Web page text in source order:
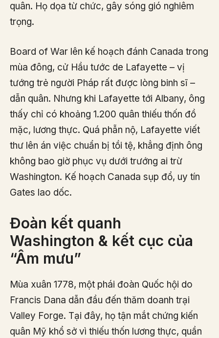
quân. Họ dọa từ chức, gây sóng gió nghiêm
trọng.
Board of War lên kế hoạch đánh Canada trong
mùa đông, cử Hầu tước de Lafayette – vị
tướng trẻ người Pháp rất được lòng binh sĩ –
dẫn quân. Nhưng khi Lafayette tới Albany, ông
thấy chỉ có khoảng 1.200 quân thiếu thốn đồ
mặc, lương thực. Quá phẫn nộ, Lafayette viết
thư lên án việc chuẩn bị tồi tệ, khẳng định ông
không bao giờ phục vụ dưới trướng ai trừ
Washington. Kế hoạch Canada sụp đổ, uy tín
Gates lao dốc.
Đoàn kết quanh
Washington & kết cục của
“Âm mưu”
Mùa xuân 1778, một phái đoàn Quốc hội do
Francis Dana dẫn đầu đến thăm doanh trại
Valley Forge. Tại đây, họ tận mắt chứng kiến
quân Mỹ khổ sở vì thiếu thốn lương thực, quần